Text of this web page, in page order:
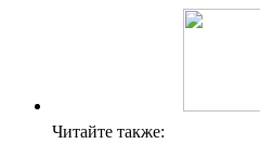
Читайте также: